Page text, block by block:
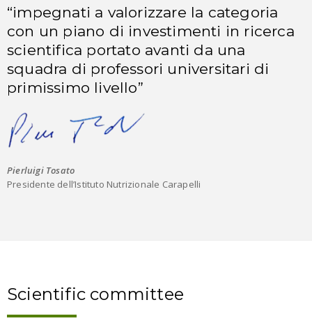
“impegnati a valorizzare la categoria
con un piano di investimenti in ricerca
scientifica portato avanti da una
squadra di professori universitari di
primissimo livello”
Pierluigi Tosato
Presidente dell’Istituto Nutrizionale Carapelli
Scientific committee